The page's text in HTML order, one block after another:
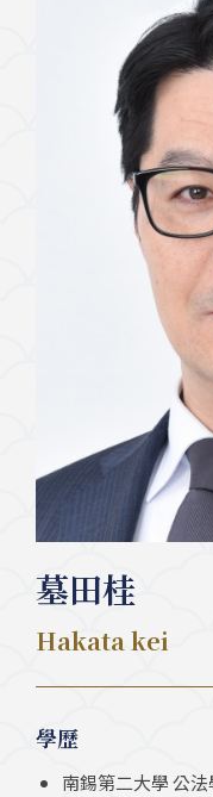
墓田桂
Hakata kei
學歷
南錫第二大學 公